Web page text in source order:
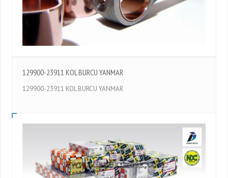
129900-23911 KOL BURCU YANMAR
129900-23911 KOL BURCU YANMAR